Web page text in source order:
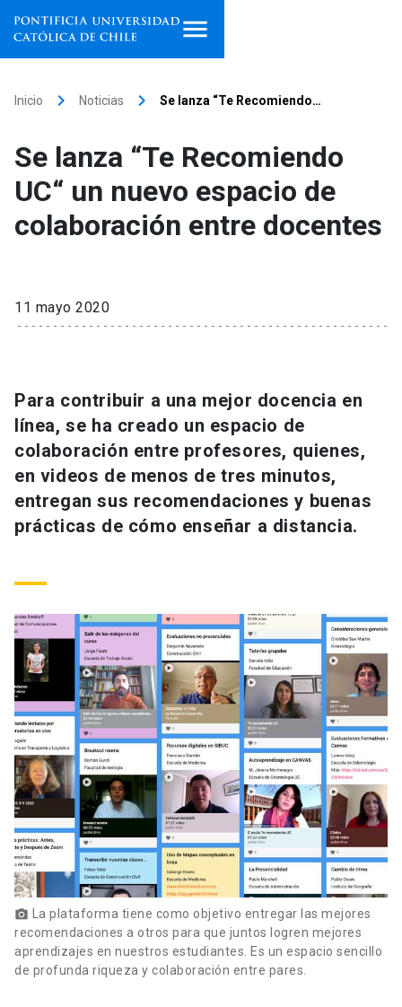
Facultades, escuelas e
institutos
Investigación
Extensión
Universidad
Información para keyboard_arrow_down
Futuros estudiantes
Personal
Alumni launch
Padres y familia
Vecinos launch
Go to english site launch
Admisión
Mi Cuenta UC launch
Correo UC launch
Mi Portal UC launch
Medios Biblioteca launch
Donaciones launch
Inicio keyboard_arrow_right Noticias keyboard_arrow_right Se lanza “Te Recomiendo…
Se lanza “Te Recomiendo
UC“ un nuevo espacio de
colaboración entre docentes
11 mayo 2020
Para contribuir a una mejor docencia en
línea, se ha creado un espacio de
colaboración entre profesores, quienes,
en videos de menos de tres minutos,
entregan sus recomendaciones y buenas
prácticas de cómo enseñar a distancia.
photo_camera La plataforma tiene como objetivo entregar las mejores
recomendaciones a otros para que juntos logren mejores
aprendizajes en nuestros estudiantes. Es un espacio sencillo
de profunda riqueza y colaboración entre pares.